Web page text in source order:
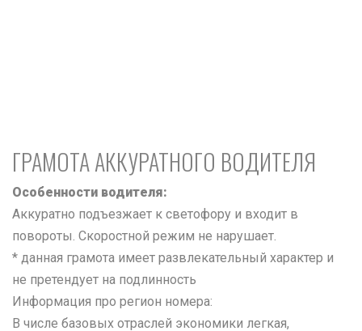
ГРАМОТА АККУРАТНОГО ВОДИТЕЛЯ
Особенности водителя:
Аккуратно подъезжает к светофору и входит в
повороты. Скоростной режим не нарушает.
* данная грамота имеет развлекательный характер и
не претендует на подлинность
Информация про регион номера:
В числе базовых отраслей экономики легкая,